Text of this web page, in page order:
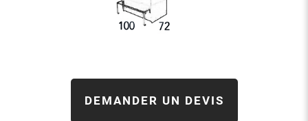
DEMANDER UN DEVIS